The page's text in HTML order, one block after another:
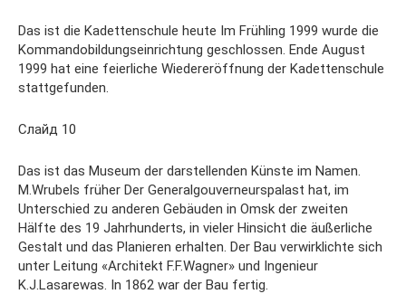
Das ist die Kadettenschule heute Im Frühling 1999 wurde die
Kommandobildungseinrichtung geschlossen. Ende August
1999 hat eine feierliche Wiedereröffnung der Kadettenschule
stattgefunden.
Слайд 10
Das ist das Museum der darstellenden Künste im Namen.
M.Wrubels früher Der Generalgouverneurspalast hat, im
Unterschied zu anderen Gebäuden in Omsk der zweiten
Hälfte des 19 Jahrhunderts, in vieler Hinsicht die äußerliche
Gestalt und das Planieren erhalten. Der Bau verwirklichte sich
unter Leitung «Architekt F.F.Wagner» und Ingenieur
K.J.Lasarewas. In 1862 war der Bau fertig.